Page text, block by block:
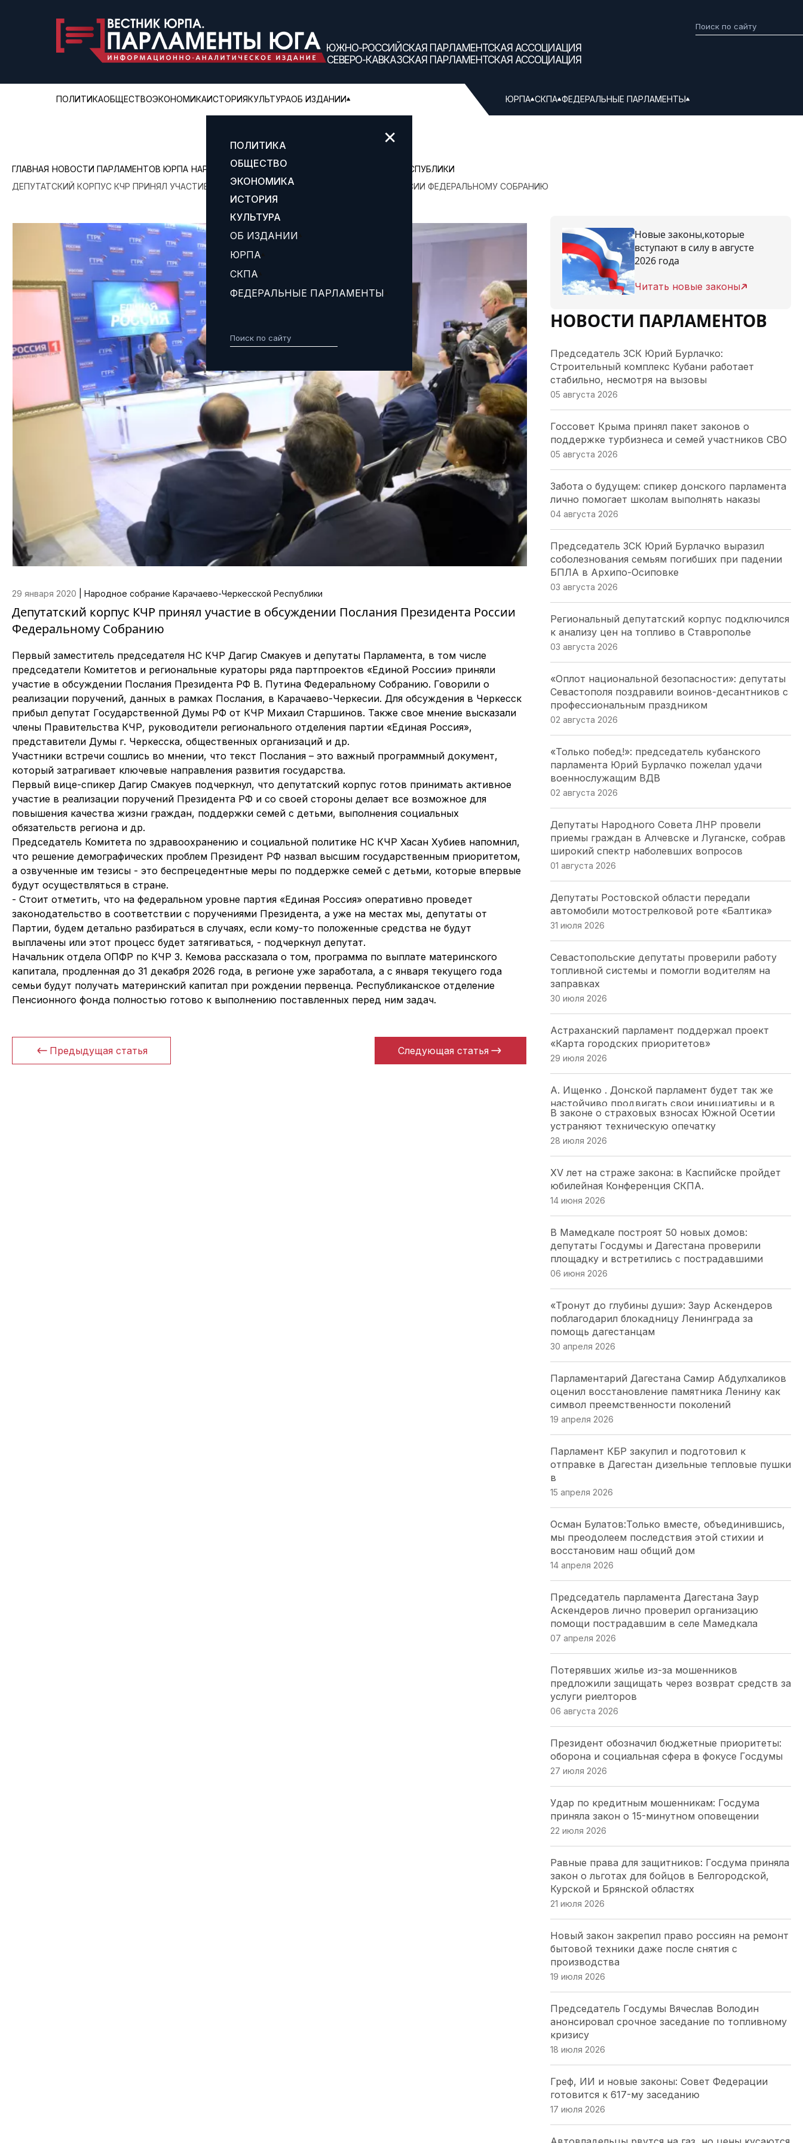
ЮЖНО-РОССИЙСКАЯ ПАРЛАМЕНТСКАЯ АССОЦИАЦИЯ
СЕВЕРО-КАВКАЗСКАЯ ПАРЛАМЕНТСКАЯ АССОЦИАЦИЯ
ПОЛИТИКАОБЩЕСТВОЭКОНОМИКАИСТОРИЯКУЛЬТУРАОБ ИЗДАНИИ ЮРПА СКПА ФЕДЕРАЛЬНЫЕ ПАРЛАМЕНТЫ
✕
ПОЛИТИКА
ОБЩЕСТВО
ЭКОНОМИКА
ИСТОРИЯ
КУЛЬТУРА
ОБ ИЗДАНИИ
ЮРПА
СКПА
ФЕДЕРАЛЬНЫЕ ПАРЛАМЕНТЫ
ГЛАВНАЯ НОВОСТИ ПАРЛАМЕНТОВ ЮРПА НАРОДНОЕ СОБРАНИЕ КАРАЧАЕВО-ЧЕРКЕССКОЙ РЕСПУБЛИКИ
ДЕПУТАТСКИЙ КОРПУС КЧР ПРИНЯЛ УЧАСТИЕ В ОБСУЖДЕНИИ ПОСЛАНИЯ ПРЕЗИДЕНТА РОССИИ ФЕДЕРАЛЬНОМУ СОБРАНИЮ
29 января 2020 Народное собрание Карачаево-Черкесской Республики
Депутатский корпус КЧР принял участие в обсуждении Послания Президента России
Федеральному Собранию
Первый заместитель председателя НС КЧР Дагир Смакуев и депутаты Парламента, в том числе
председатели Комитетов и региональные кураторы ряда партпроектов «Единой России» приняли
участие в обсуждении Послания Президента РФ В. Путина Федеральному Собранию. Говорили о
реализации поручений, данных в рамках Послания, в Карачаево-Черкесии. Для обсуждения в Черкесск
прибыл депутат Государственной Думы РФ от КЧР Михаил Старшинов. Также свое мнение высказали
члены Правительства КЧР, руководители регионального отделения партии «Единая Россия»,
представители Думы г. Черкесска, общественных организаций и др.
Участники встречи сошлись во мнении, что текст Послания – это важный программный документ,
который затрагивает ключевые направления развития государства.
Первый вице-спикер Дагир Смакуев подчеркнул, что депутатский корпус готов принимать активное
участие в реализации поручений Президента РФ и со своей стороны делает все возможное для
повышения качества жизни граждан, поддержки семей с детьми, выполнения социальных
обязательств региона и др.
Председатель Комитета по здравоохранению и социальной политике НС КЧР Хасан Хубиев напомнил,
что решение демографических проблем Президент РФ назвал высшим государственным приоритетом,
а озвученные им тезисы - это беспрецедентные меры по поддержке семей с детьми, которые впервые
будут осуществляться в стране.
- Стоит отметить, что на федеральном уровне партия «Единая Россия» оперативно проведет
законодательство в соответствии с поручениями Президента, а уже на местах мы, депутаты от
Партии, будем детально разбираться в случаях, если кому-то положенные средства не будут
выплачены или этот процесс будет затягиваться, - подчеркнул депутат.
Начальник отдела ОПФР по КЧР З. Кемова рассказала о том, программа по выплате материнского
капитала, продленная до 31 декабря 2026 года, в регионе уже заработала, а с января текущего года
семьи будут получать материнский капитал при рождении первенца. Республиканское отделение
Пенсионного фонда полностью готово к выполнению поставленных перед ним задач.
Предыдущая статья Следующая статья
Новые законы,которые
вступают в силу в августе
2026 года
Читать новые законы
НОВОСТИ ПАРЛАМЕНТОВ
Председатель ЗСК Юрий Бурлачко:
Строительный комплекс Кубани работает
стабильно, несмотря на вызовы
05 августа 2026
Госсовет Крыма принял пакет законов о
поддержке турбизнеса и семей участников СВО
05 августа 2026
Забота о будущем: спикер донского парламента
лично помогает школам выполнять наказы
04 августа 2026
Председатель ЗСК Юрий Бурлачко выразил
соболезнования семьям погибших при падении
БПЛА в Архипо-Осиповке
03 августа 2026
Региональный депутатский корпус подключился
к анализу цен на топливо в Ставрополье
03 августа 2026
«Оплот национальной безопасности»: депутаты
Севастополя поздравили воинов-десантников с
профессиональным праздником
02 августа 2026
«Только побед!»: председатель кубанского
парламента Юрий Бурлачко пожелал удачи
военнослужащим ВДВ
02 августа 2026
Депутаты Народного Совета ЛНР провели
приемы граждан в Алчевске и Луганске, собрав
широкий спектр наболевших вопросов
01 августа 2026
Депутаты Ростовской области передали
автомобили мотострелковой роте «Балтика»
31 июля 2026
Севастопольские депутаты проверили работу
топливной системы и помогли водителям на
заправках
30 июля 2026
Астраханский парламент поддержал проект
«Карта городских приоритетов»
29 июля 2026
А. Ищенко . Донской парламент будет так же
настойчиво продвигать свои инициативы и в
следующем созыве ГД РФ
28 июля 2026
200 курсантов ДГТУ приняли присягу в Майкопе
28 июля 2026
Херсоны. Томилина обратилась к морякам-
черноморцам в День ВМФ
26 июля 2026
оценили масштабный проект «Щит Отечества»,
охватывающий 9 тысяч школьников
25 июля 2026
привлечении бизнеса
24 июля 2026
24 июля 2026
Профильный комитет донского парламента
23 июля 2026
Волгоградская Дума упростила получение земли
Народные избранники Севастополя оценили
вклад «Боевого Братства» в патриотическое
Парламентарии Кубани выбрали 20
общественников для работы в новом составе
Парламентарии Кубани перераспределяют
16 июля 2026
16 июля 2026
ЗСК принял закон об УСН для IT: Юрий Бурлачко
Краевые депутаты просят Правительство
сохранить детский отдых на Кубани
Губернаторская инициатива принята: кубанские
наставники спортсменов получат зарплату без
НДФЛ
Кубанский парламент одобрил льготы для
инвесторов: 3 млрд рублей и гостиница не ниже
В законе о страховых взносах Южной Осетии
устраняют техническую опечатку
28 июля 2026
XV лет на страже закона: в Каспийске пройдет
юбилейная Конференция СКПА.
14 июня 2026
В Мамедкале построят 50 новых домов:
депутаты Госдумы и Дагестана проверили
площадку и встретились с пострадавшими
06 июня 2026
«Тронут до глубины души»: Заур Аскендеров
поблагодарил блокадницу Ленинграда за
помощь дагестанцам
30 апреля 2026
Парламентарий Дагестана Самир Абдулхаликов
оценил восстановление памятника Ленину как
символ преемственности поколений
19 апреля 2026
Парламент КБР закупил и подготовил к
отправке в Дагестан дизельные тепловые пушки
в
15 апреля 2026
Осман Булатов:Только вместе, объединившись,
мы преодолеем последствия этой стихии и
восстановим наш общий дом
14 апреля 2026
Председатель парламента Дагестана Заур
Аскендеров лично проверил организацию
помощи пострадавшим в селе Мамедкала
07 апреля 2026
Потерявших жилье из-за мошенников
предложили защищать через возврат средств за
услуги риелторов
06 августа 2026
Президент обозначил бюджетные приоритеты:
оборона и социальная сфера в фокусе Госдумы
27 июля 2026
Удар по кредитным мошенникам: Госдума
приняла закон о 15-минутном оповещении
22 июля 2026
Равные права для защитников: Госдума приняла
закон о льготах для бойцов в Белгородской,
Курской и Брянской областях
21 июля 2026
Новый закон закрепил право россиян на ремонт
бытовой техники даже после снятия с
производства
19 июля 2026
Председатель Госдумы Вячеслав Володин
анонсировал срочное заседание по топливному
кризису
18 июля 2026
Греф, ИИ и новые законы: Совет Федерации
готовится к 617-му заседанию
17 июля 2026